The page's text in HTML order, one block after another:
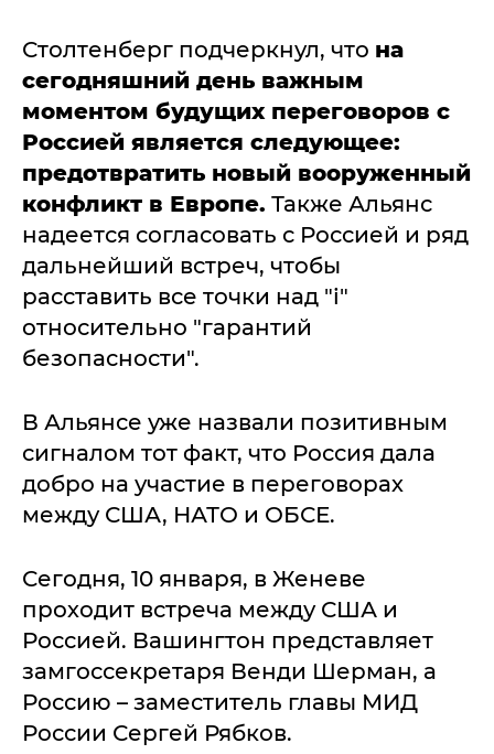
Столтенберг подчеркнул, что на
сегодняшний день важным
моментом будущих переговоров с
Россией является следующее:
предотвратить новый вооруженный
конфликт в Европе. Также Альянс
надеется согласовать с Россией и ряд
дальнейший встреч, чтобы
расставить все точки над "і"
относительно "гарантий
безопасности".
В Альянсе уже назвали позитивным
сигналом тот факт, что Россия дала
добро на участие в переговорах
между США, НАТО и ОБСЕ.
Сегодня, 10 января, в Женеве
проходит встреча между США и
Россией. Вашингтон представляет
замгоссекретаря Венди Шерман, а
Россию – заместитель главы МИД
России Сергей Рябков.